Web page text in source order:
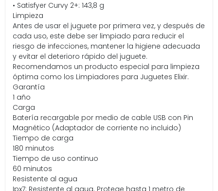
• Satisfyer Curvy 2+: 143,8 g
Limpieza
Antes de usar el juguete por primera vez, y después de
cada uso, este debe ser limpiado para reducir el
riesgo de infecciones, mantener la higiene adecuada
y evitar el deterioro rápido del juguete.
Recomendamos un producto especial para limpieza
óptima como los Limpiadores para Juguetes Elixir.
Garantía
1 año
Carga
Batería recargable por medio de cable USB con Pin
Magnético (Adaptador de corriente no incluido)
Tiempo de carga
180 minutos
Tiempo de uso continuo
60 minutos
Resistente al agua